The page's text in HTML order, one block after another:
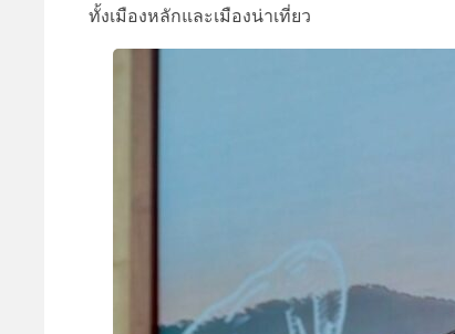
ทั้งเมืองหลักและเมืองน่าเที่ยว